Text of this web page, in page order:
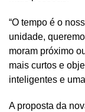
“O tempo é o
unidade,
moram próximo
mais curtos e
inteligentes e
A proposta da